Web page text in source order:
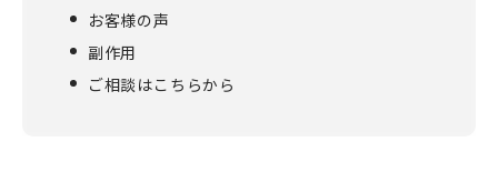
お客様の声
副作用
ご相談はこちらから